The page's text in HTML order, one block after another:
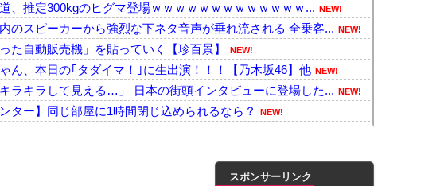
道、推定300kgのヒグマ登場ｗｗｗｗｗｗｗｗｗｗｗｗｗ... NEW!
内のスピーカーから強烈な下ネタ音声が垂れ流される 全乗客... NEW!
た自動販売機」を貼っていく【珍百景】 NEW!
ん、本日の｢タダイマ！｣に生出演！！！【乃木坂46】他 NEW!
ラキラして見える…」 日本の街頭インタビューに登場した... NEW!
ター】同じ部屋に1時間閉じ込められるなら？ NEW!
本を死守するぞ！」 日本の消防署を訪れたちびっ子集団が...
スポンサーリンク